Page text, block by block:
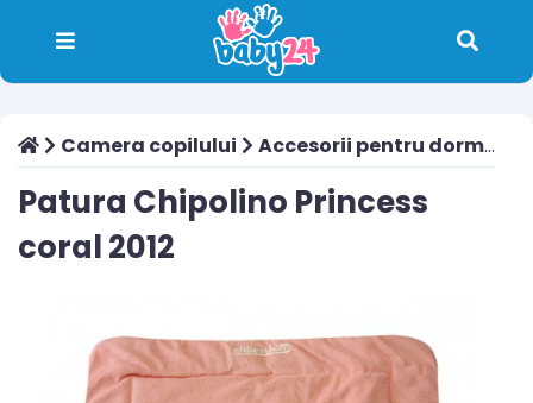
Camera copilului Accesorii pentru dormit
Patura Chipolino Princess
coral 2012